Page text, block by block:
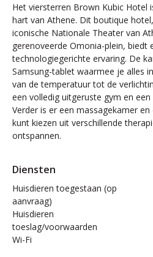
Het viersterren Brown Kubic Hotel
hart van Athene. Dit boutique
iconische Nationale Theater van
gerenoveerde Omonia-plein, biedt
technologiegerichte ervaring. De
Samsung-tablet waarmee je alles
van de temperatuur tot de
een volledig uitgeruste gym en
Verder is er een massagekamer
kunt kiezen uit verschillende
ontspannen.
Diensten
Huisdieren toegestaan (op
aanvraag)
Huisdieren
toeslag/voorwaarden
Wi-Fi